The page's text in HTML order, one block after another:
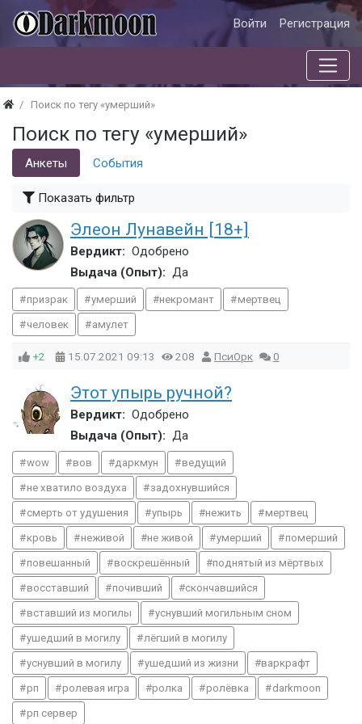
Войти Регистрация
Поиск по тегу «умерший»
Поиск по тегу «умерший»
Анкеты События
Показать фильтр
Элеон Лунавейн [18+]
Вердикт: Одобрено
Выдача (Опыт): Да
призрак умерший некромант мертвец
человек амулет
+2 15.07.2021 09:13 208 ПсиОрк 0
Этот упырь ручной?
Вердикт: Одобрено
Выдача (Опыт): Да
wow вов даркмун ведущий
не хватило воздуха задохнувшийся
смерть от удушения упырь нежить мертвец
кровь неживой не живой умерший померший
повешанный воскрешённый поднятый из мёртвых
восставший почивший скончавшийся
вставший из могилы уснувший могильным сном
ушедший в могилу лёгший в могилу
уснувший в могилу ушедший из жизни варкрафт
рп ролевая игра ролка ролёвка darkmoon
рп сервер